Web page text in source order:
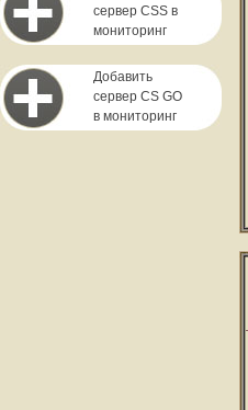
сервер CSS в
мониторинг
Добавить
сервер CS GO
в мониторинг